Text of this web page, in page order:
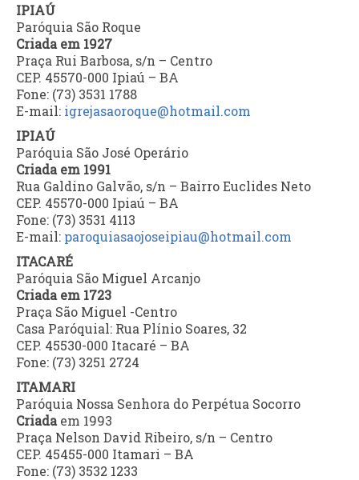
IPIAÚ
Paróquia São Roque
Criada em 1927
Praça Rui Barbosa, s/n – Centro
CEP. 45570-000 Ipiaú – BA
Fone: (73) 3531 1788
E-mail: igrejasaoroque@hotmail.com
IPIAÚ
Paróquia São José Operário
Criada em 1991
Rua Galdino Galvão, s/n – Bairro Euclides Neto
CEP. 45570-000 Ipiaú – BA
Fone: (73) 3531 4113
E-mail: paroquiasaojoseipiau@hotmail.com
ITACARÉ
Paróquia São Miguel Arcanjo
Criada em 1723
Praça São Miguel -Centro
Casa Paróquial: Rua Plínio Soares, 32
CEP. 45530-000 Itacaré – BA
Fone: (73) 3251 2724
ITAMARI
Paróquia Nossa Senhora do Perpétua Socorro
Criada em 1993
Praça Nelson David Ribeiro, s/n – Centro
CEP. 45455-000 Itamari – BA
Fone: (73) 3532 1233